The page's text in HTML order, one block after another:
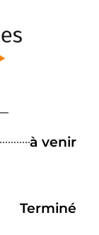
à venir
Terminé